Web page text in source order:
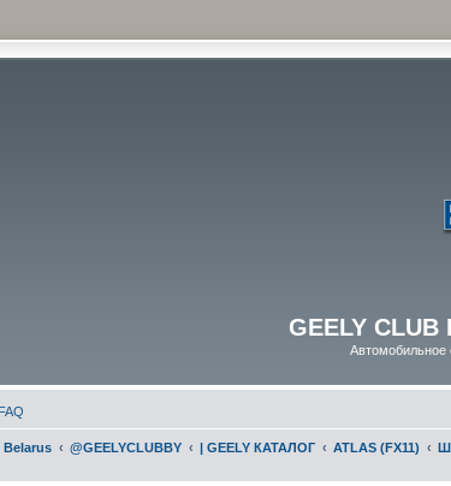
GEELY
Автомобильное
FAQ
Belarus @GEELYCLUBBY | GEELY КАТАЛОГ ATLAS (FX11)